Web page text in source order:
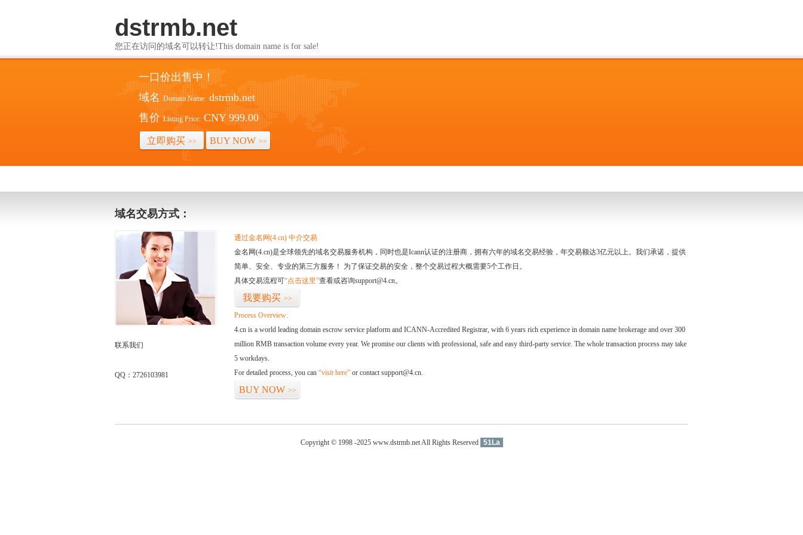
dstrmb.net
您正在访问的域名可以转让!This domain name is for sale!
一口价出售中！
域名 Domain Name: dstrmb.net
售价 Listing Price: CNY 999.00
立即购买 >> BUY NOW >>
域名交易方式：
联系我们
QQ：2726103981
通过金名网(4.cn) 中介交易
金名网(4.cn)是全球领先的域名交易服务机构，同时也是Icann认证的注册商，拥有六年的域名交易经验，年交易额达3亿元以上。我们承诺，提供
简单、安全、专业的第三方服务！ 为了保证交易的安全，整个交易过程大概需要5个工作日。
具体交易流程可“点击这里”查看或咨询support@4.cn。
我要购买 >>
Process Overview:
4.cn is a world leading domain escrow service platform and ICANN-Accredited Registrar, with 6 years rich experience in domain name brokerage and over 300
million RMB transaction volume every year. We promise our clients with professional, safe and easy third-party service. The whole transaction process may take
5 workdays.
For detailed process, you can “visit here” or contact support@4.cn.
BUY NOW >>
Copyright © 1998 -2025 www.dstrmb.net All Rights Reserved 51La